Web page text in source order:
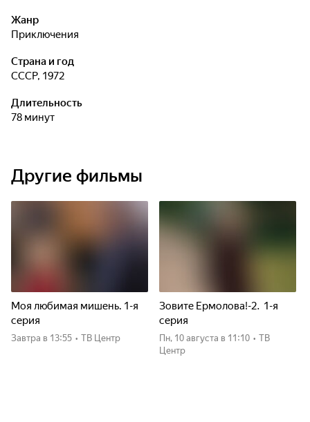
Жанр
приключения
Страна и год
СССР, 1972
Длительность
78 минут
Другие фильмы
Моя любимая мишень. 1-я
серия
Завтра в 13:55 • ТВ Центр
Зовите Ермолова!-2. 1-я
серия
пн, 10 августа в 11:10 • ТВ
Центр